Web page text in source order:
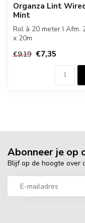
Organza Lint
Mint
Rol à 20 meter I Afm.
x 20m
€9,19 €7,35
Abonneer je op
Blijf op de hoogte over